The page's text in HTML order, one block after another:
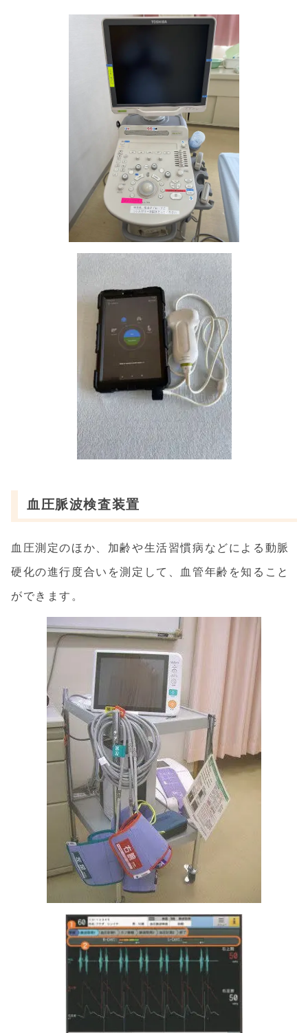
血圧脈波検査装置
血圧測定のほか、加齢や生活習慣病などによる動脈
硬化の進行度合いを測定して、血管年齢を知ること
ができます。